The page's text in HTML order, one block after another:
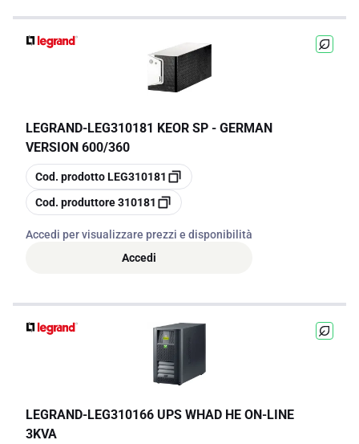
LEGRAND-LEG310181 KEOR SP - GERMAN
VERSION 600/360
copia
Cod. prodottoLEG310181
copia
Cod. produttore310181
Accedi per visualizzare prezzi e disponibilità
Accedi
LEGRAND-LEG310166 UPS WHAD HE ON-LINE
3KVA